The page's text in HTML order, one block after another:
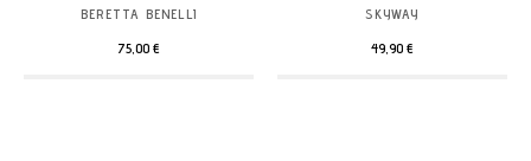
BERETTA BENELLI
75,00 €
SKYWAY
49,90 €